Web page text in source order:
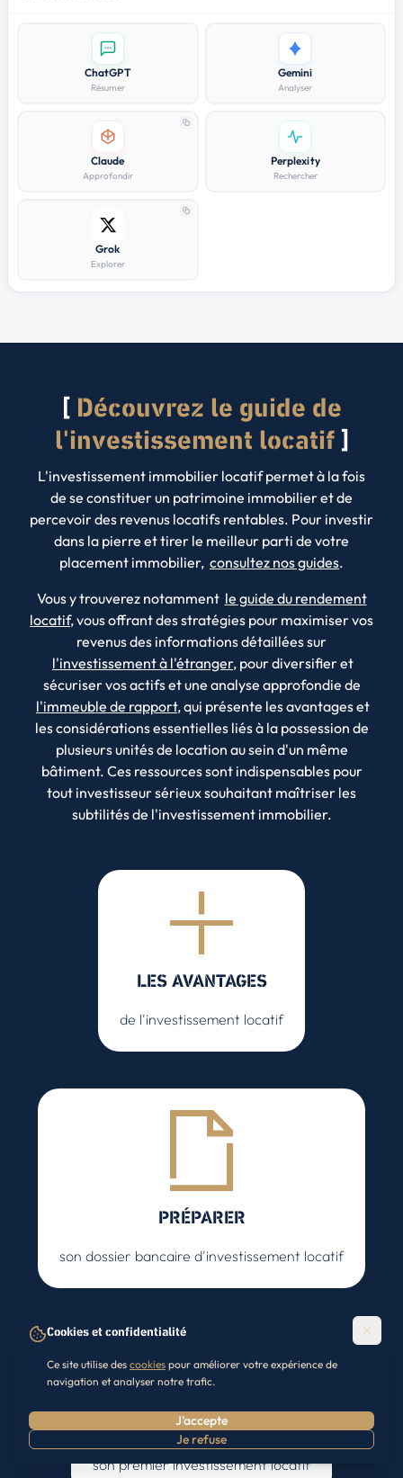
Prendre RDV
ChatGPT
Résumer
Gemini
Analyser
Claude
Approfondir
Perplexity
Rechercher
Grok
Explorer
Découvrez le guide de
l'investissement locatif
L'investissement immobilier locatif permet à la fois
de se constituer un patrimoine immobilier et de
percevoir des revenus locatifs rentables. Pour investir
dans la pierre et tirer le meilleur parti de votre
placement immobilier, consultez nos guides.
Vous y trouverez notamment le guide du rendement
locatif, vous offrant des stratégies pour maximiser vos
revenus des informations détaillées sur
l'investissement à l'étranger, pour diversifier et
sécuriser vos actifs et une analyse approfondie de
l'immeuble de rapport, qui présente les avantages et
les considérations essentielles liés à la possession de
plusieurs unités de location au sein d'un même
bâtiment. Ces ressources sont indispensables pour
tout investisseur sérieux souhaitant maîtriser les
subtilités de l'investissement immobilier.
LES AVANTAGES
de l'investissement locatif
PRÉPARER
son dossier bancaire d'investissement locatif
RÉUSSIR
son premier investissement locatif
Cookies et confidentialité
Ce site utilise des cookies pour améliorer votre expérience de
navigation et analyser notre trafic.
J'accepte
Je refuse